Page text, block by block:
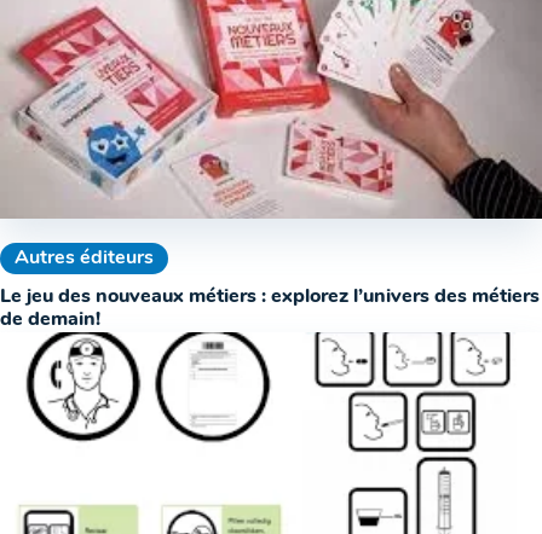
Autres éditeurs
Le jeu des nouveaux métiers : explorez l’univers des métiers
de demain!